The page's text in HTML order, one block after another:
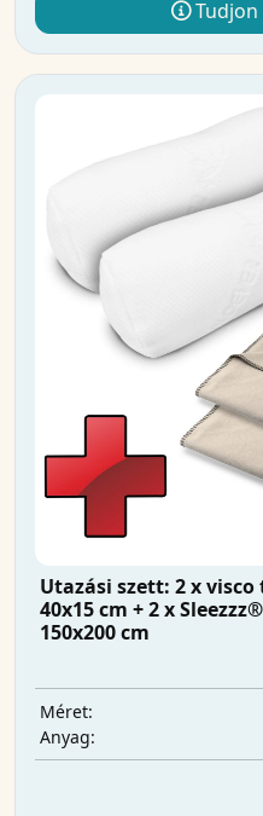
Tudjon
Utazási szett: 2 x
40x15 cm + 2 x
150x200 cm
Méret:
Anyag: